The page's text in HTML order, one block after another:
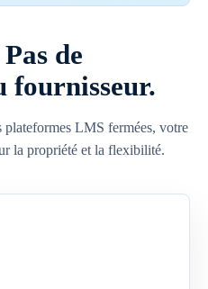
de
fournisseur.
plateformes LMS fermées, votre
la propriété et la flexibilité.